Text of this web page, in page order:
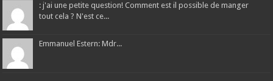
: j'ai une petite question! Comment est il possible de manger
tout cela ? N'est ce...
Emmanuel Estern: Mdr...